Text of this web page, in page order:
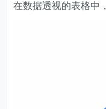
在数据透视的表格中